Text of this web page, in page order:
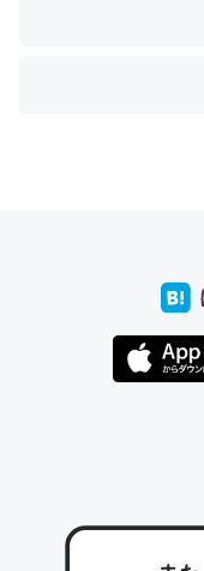
私も3年前ぐらいに
https://